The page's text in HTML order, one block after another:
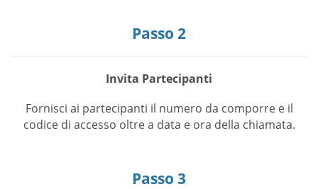
Passo 2
Invita Partecipanti
Fornisci ai partecipanti il numero da comporre e il
codice di accesso oltre a data e ora della chiamata.
Passo 3